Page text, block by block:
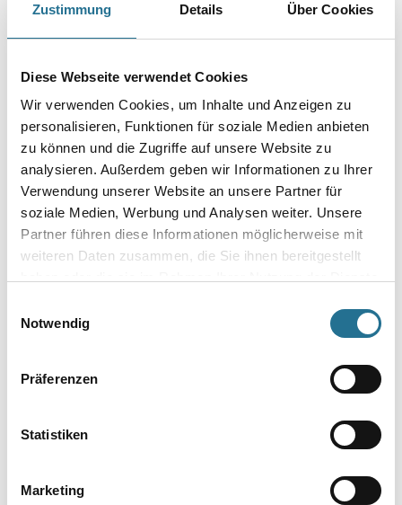
Zustimmung Details Über Cookies
Diese Webseite verwendet Cookies
Wir verwenden Cookies, um Inhalte und Anzeigen zu
personalisieren, Funktionen für soziale Medien anbieten
zu können und die Zugriffe auf unsere Website zu
analysieren. Außerdem geben wir Informationen zu Ihrer
Verwendung unserer Website an unsere Partner für
soziale Medien, Werbung und Analysen weiter. Unsere
Partner führen diese Informationen möglicherweise mit
weiteren Daten zusammen, die Sie ihnen bereitgestellt
Notwendig
Präferenzen
Statistiken
Marketing
Größe
Borsten- / Haar-Länge in mm
Umrechnungsfaktoren
- Rote Polyamid Kunststoff-Fassung